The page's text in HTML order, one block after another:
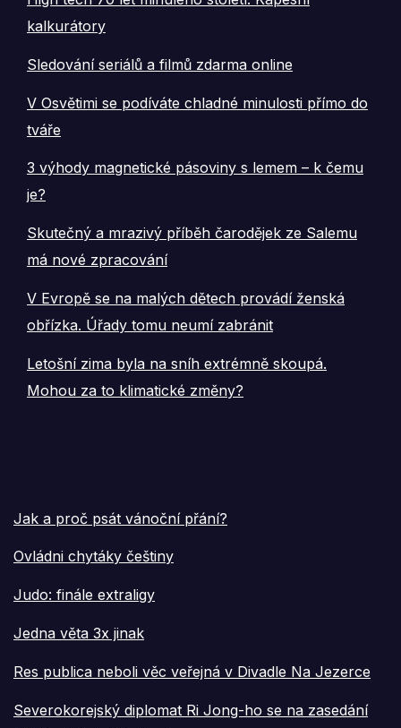
kalkurátory
Sledování seriálů a filmů zdarma online
V Osvětimi se podíváte chladné minulosti přímo do
tváře
3 výhody magnetické pásoviny s lemem – k čemu
je?
Skutečný a mrazivý příběh čarodějek ze Salemu
má nové zpracování
V Evropě se na malých dětech provádí ženská
obřízka. Úřady tomu neumí zabránit
Letošní zima byla na sníh extrémně skoupá.
Mohou za to klimatické změny?
Jak a proč psát vánoční přání?
Ovládni chytáky češtiny
Judo: finále extraligy
Jedna věta 3x jinak
Res publica neboli věc veřejná v Divadle Na Jezerce
Severokorejský diplomat Ri Jong-ho se na zasedání